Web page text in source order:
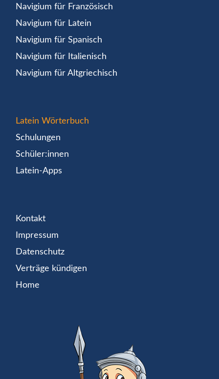
Navigium für Französisch
Navigium für Latein
Navigium für Spanisch
Navigium für Italienisch
Navigium für Altgriechisch
Latein Wörterbuch
Schulungen
Schüler:innen
Latein-Apps
Kontakt
Impressum
Datenschutz
Verträge kündigen
Home